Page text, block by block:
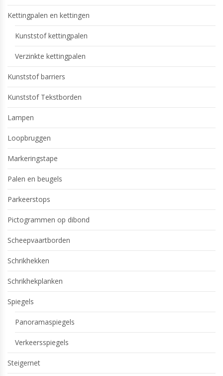
Kettingpalen en kettingen
Kunststof kettingpalen
Verzinkte kettingpalen
Kunststof barriers
Kunststof Tekstborden
Lampen
Loopbruggen
Markeringstape
Palen en beugels
Parkeerstops
Pictogrammen op dibond
Scheepvaartborden
Schrikhekken
Schrikhekplanken
Spiegels
Panoramaspiegels
Verkeersspiegels
Steigernet